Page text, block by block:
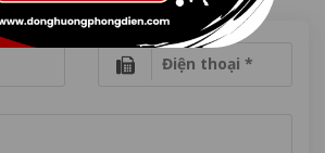
Điện thoại *